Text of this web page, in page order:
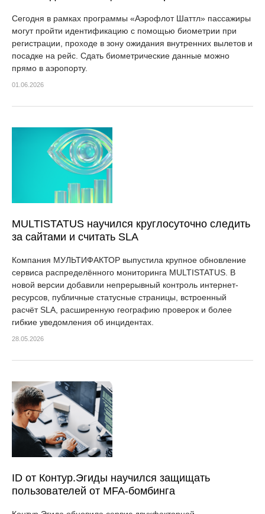
Сегодня в рамках программы «Аэрофлот Шаттл» пассажиры
могут пройти идентификацию с помощью биометрии при
регистрации, проходе в зону ожидания внутренних вылетов и
посадке на рейс. Сдать биометрические данные можно
прямо в аэропорту.
01.06.2026
MULTISTATUS научился круглосуточно следить
за сайтами и считать SLA
Компания МУЛЬТИФАКТОР выпустила крупное обновление
сервиса распределённого мониторинга MULTISTATUS. В
новой версии добавили непрерывный контроль интернет-
ресурсов, публичные статусные страницы, встроенный
расчёт SLA, расширенную географию проверок и более
гибкие уведомления об инцидентах.
28.05.2026
ID от Контур.Эгиды научился защищать
пользователей от MFA-бомбинга